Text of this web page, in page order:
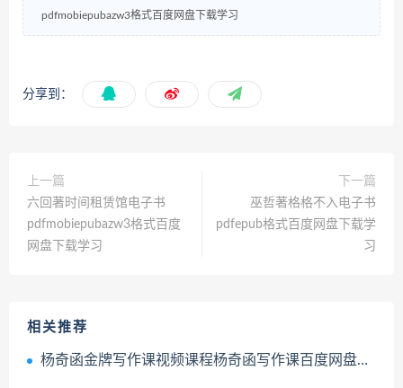
pdfmobiepubazw3格式百度网盘下载学习
分享到：
上一篇
六回著时间租赁馆电子书
pdfmobiepubazw3格式百度
网盘下载学习
下一篇
巫哲著格格不入电子书
pdfepub格式百度网盘下载学
习
相关推荐
杨奇函金牌写作课视频课程杨奇函写作课百度网盘下载学习